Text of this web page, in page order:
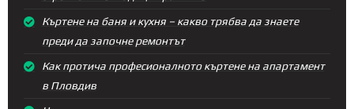
Къртене на баня и кухня – какво трябва да знаете
преди да започне ремонтът
Как протича професионалното къртене на апартамент
в Пловдив